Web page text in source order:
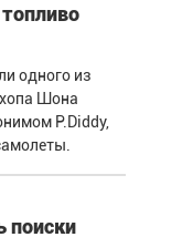
топливо
одного из
Шона
P.Diddy,
поиски